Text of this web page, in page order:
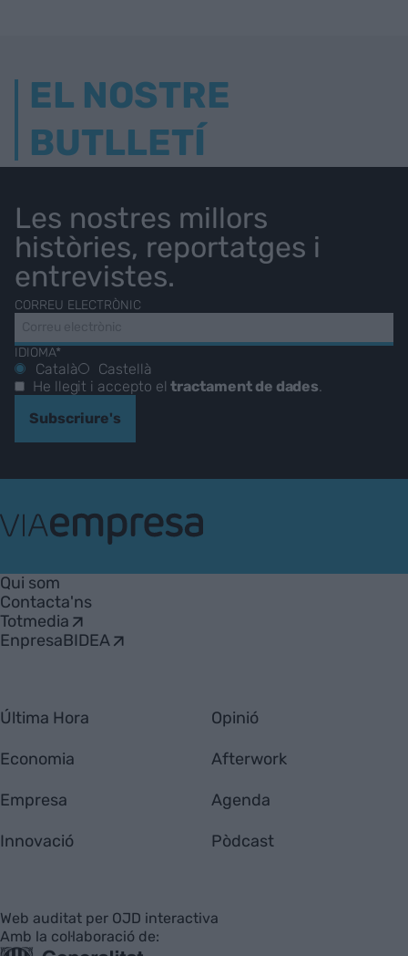
EL NOSTRE
BUTLLETÍ
Les nostres millors
històries, reportatges i
entrevistes.
CORREU ELECTRÒNIC
IDIOMA*
Català
Castellà
He llegit i accepto eltractament de dades.
Subscriure's
Empresa
Qui som
Contacta'ns
Totmedia
EnpresaBIDEA
Última Hora
Economia
Empresa
Innovació
Opinió
Afterwork
Agenda
Pòdcast
Web auditat per OJD interactiva
Amb la col·laboració de: